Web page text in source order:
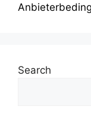
Search